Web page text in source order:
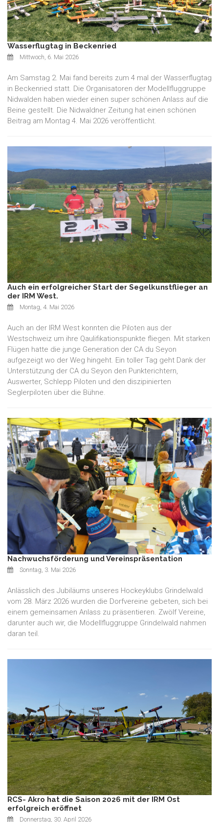
Wasserflugtag in Beckenried
Mittwoch, 6. Mai 2026
Am Samstag 2. Mai fand bereits zum 4 mal der Wasserflugtag
in Beckenried statt. Die Organisatoren der Modellfluggruppe
Nidwalden haben wieder einen super schönen Anlass auf die
Beine gestellt. Die Nidwaldner Zeitung hat einen schönen
Beitrag am Montag 4. Mai 2026 veröffentlicht.
Auch ein erfolgreicher Start der Segelkunstflieger an
der IRM West.
Montag, 4. Mai 2026
Auch an der IRM West konnten die Piloten aus der
Westschweiz um ihre Qaulifikationspunkte fliegen. Mit starken
Flügen hatte die junge Generation der CA du Seyon
aufgezeigt wo der Weg hingeht. Ein toller Tag geht Dank der
Unterstützung der CA du Seyon den Punkterichtern,
Auswerter, Schlepp Piloten und den diszipinierten
Seglerpiloten über die Bühne.
Nachwuchsförderung und Vereinspräsentation
Sonntag, 3. Mai 2026
Anlässlich des Jubiläums unseres Hockeyklubs Grindelwald
vom 28. März 2026 wurden die Dorfvereine gebeten, sich bei
einem gemeinsamen Anlass zu präsentieren. Zwölf Vereine,
darunter auch wir, die Modellfluggruppe Grindelwald nahmen
daran teil.
RCS- Akro hat die Saison 2026 mit der IRM Ost
erfolgreich eröffnet
Donnerstag, 30. April 2026